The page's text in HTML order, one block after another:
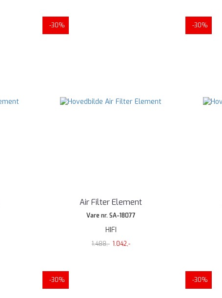
-30%
Air Filter Element
Vare nr. SA-18077
HIFI
1.488,- 1.042,-
-30%
-30% -30%